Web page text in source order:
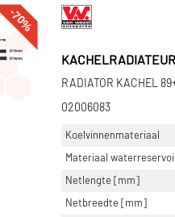
-70%
RADIATOR KACHEL
02006083
Koelvinnenmateriaal
Materiaal
Netlengte [mm]
Netbreedte [mm]